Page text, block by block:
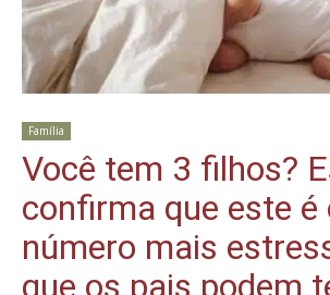
Família
Você tem 3 filhos?
confirma que este é
número mais
que os pais podem